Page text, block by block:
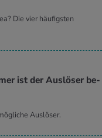
Die vier häufigsten
ist der Aus­lö­ser be­
Auslöser.